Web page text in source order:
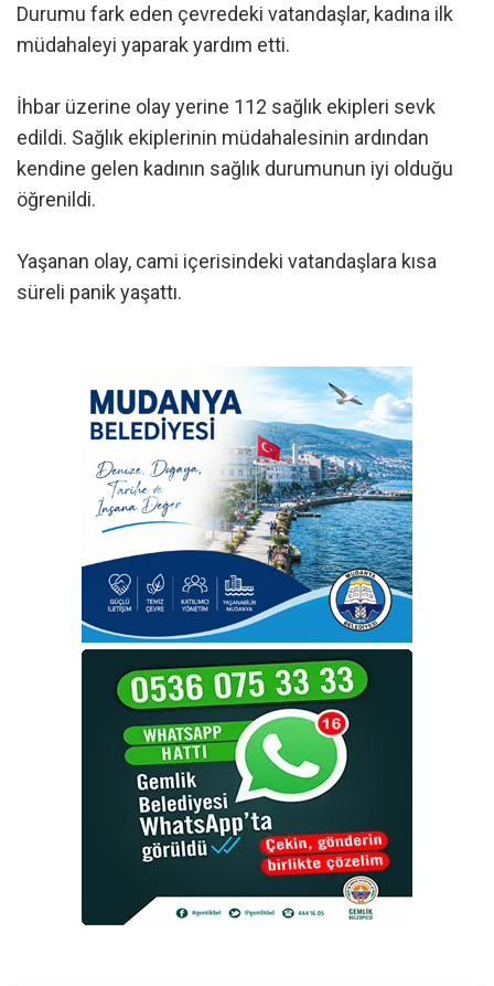
Durumu fark eden çevredeki vatandaşlar, kadına ilk
müdahaleyi yaparak yardım etti.
İhbar üzerine olay yerine 112 sağlık ekipleri sevk
edildi. Sağlık ekiplerinin müdahalesinin ardından
kendine gelen kadının sağlık durumunun iyi olduğu
öğrenildi.
Yaşanan olay, cami içerisindeki vatandaşlara kısa
süreli panik yaşattı.